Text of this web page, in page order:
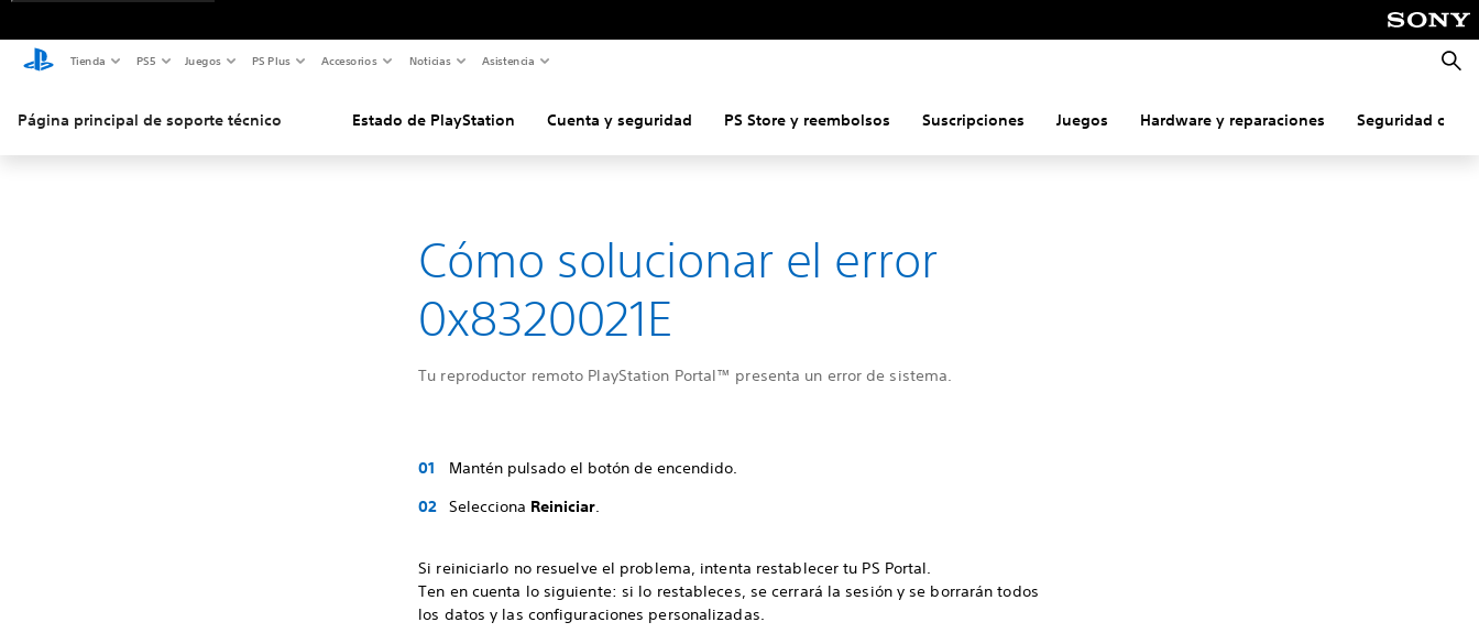
Tienda PS5 Juegos PS Plus Accesorios Noticias Asistencia
Página principal de soporte técnico Estado de PlayStation Cuenta y seguridad PS Store y reembolsos Suscripciones Juegos Hardware y reparaciones Seguridad
Cómo solucionar el error
0x8320021E
Tu reproductor remoto PlayStation Portal™ presenta un error de sistema.
Mantén pulsado el botón de encendido.
Selecciona Reiniciar.
Si reiniciarlo no resuelve el problema, intenta restablecer tu PS Portal.
Ten en cuenta lo siguiente: si lo restableces, se cerrará la sesión y se borrarán todos
los datos y las configuraciones personalizadas.